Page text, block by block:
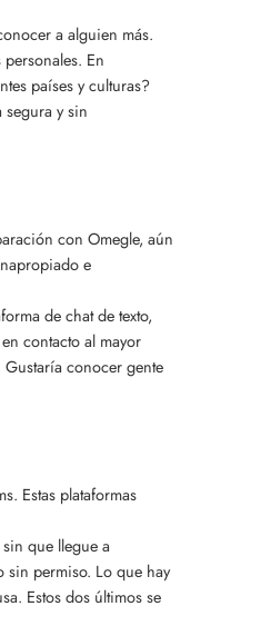
a alguien más.
En
países y culturas?
segura y sin
con Omegle, aún
e
de chat de texto,
contacto al mayor
conocer gente
Estas plataformas
que llegue a
sin permiso. Lo que hay
Estos dos últimos se